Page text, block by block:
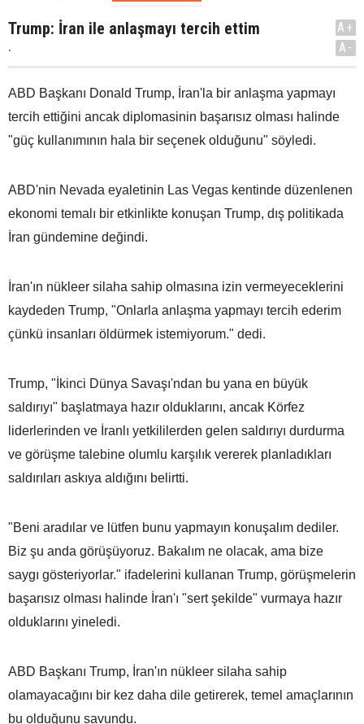
Trump: İran ile anlaşmayı tercih ettim
.
A+
A-
ABD Başkanı Donald Trump, İran'la bir anlaşma yapmayı
tercih ettiğini ancak diplomasinin başarısız olması halinde
"güç kullanımının hala bir seçenek olduğunu" söyledi.
ABD'nin Nevada eyaletinin Las Vegas kentinde düzenlenen
ekonomi temalı bir etkinlikte konuşan Trump, dış politikada
İran gündemine değindi.
İran'ın nükleer silaha sahip olmasına izin vermeyeceklerini
kaydeden Trump, "Onlarla anlaşma yapmayı tercih ederim
çünkü insanları öldürmek istemiyorum." dedi.
Trump, "İkinci Dünya Savaşı'ndan bu yana en büyük
saldırıyı" başlatmaya hazır olduklarını, ancak Körfez
liderlerinden ve İranlı yetkililerden gelen saldırıyı durdurma
ve görüşme talebine olumlu karşılık vererek planladıkları
saldırıları askıya aldığını belirtti.
"Beni aradılar ve lütfen bunu yapmayın konuşalım dediler.
Biz şu anda görüşüyoruz. Bakalım ne olacak, ama bize
saygı gösteriyorlar." ifadelerini kullanan Trump, görüşmelerin
başarısız olması halinde İran'ı "sert şekilde" vurmaya hazır
olduklarını yineledi.
ABD Başkanı Trump, İran'ın nükleer silaha sahip
olamayacağını bir kez daha dile getirerek, temel amaçlarının
bu olduğunu savundu.